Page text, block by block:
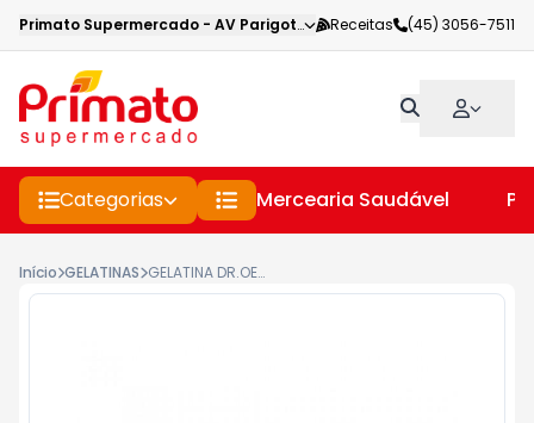
Primato Supermercado - AV Parigot de Souza,Toledo-PR
Receitas (45) 3056-7511
Categorias Mercearia Saudável
Início GELATINAS GELATINA DR.OETKER 12G ZERO UVA